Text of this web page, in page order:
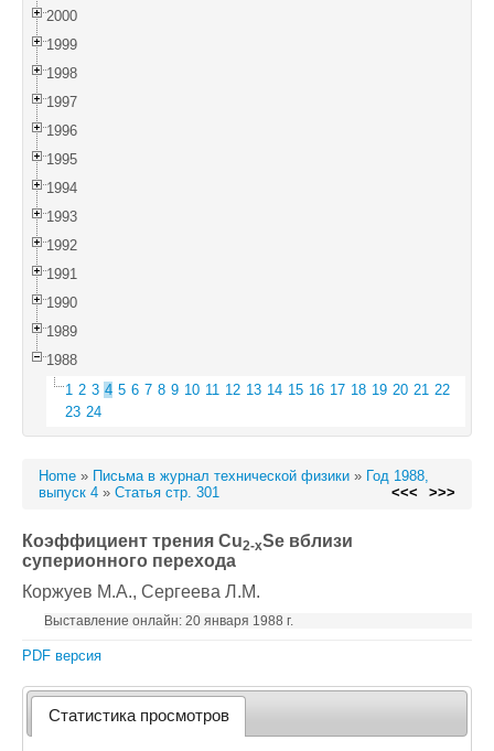
2000
1999
1998
1997
1996
1995
1994
1993
1992
1991
1990
1989
1988
1 2 3 4 5 6 7 8 9 10 11 12 13 14 15 16 17 18 19 20 21 22
23 24
Home » Письма в журнал технической физики » Год 1988,
выпуск 4 » Статья стр. 301 <<< >>>
Коэффициент трения Cu2-xSe вблизи
суперионного перехода
Коржуев М.А., Сергеева Л.М.
Выставление онлайн: 20 января 1988 г.
PDF версия
Статистика просмотров